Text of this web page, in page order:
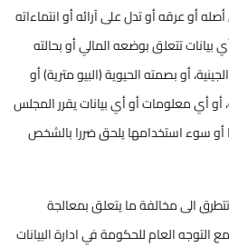
أو عرقه أو تدل على آرائه أو انتماءاته
بيانات تتعلق بوضعه المالي أو بحالته
أو بصمته الحيوية (البيو مترية) أو
أو أي معلومات أو أي بيانات يقرر المجلس
أو سوء استخدامها يلحق ضررا بالشخص
الى مخالفة ما يتعلق بمعالجة
التوجه العام للحكومة في ادارة البيانات